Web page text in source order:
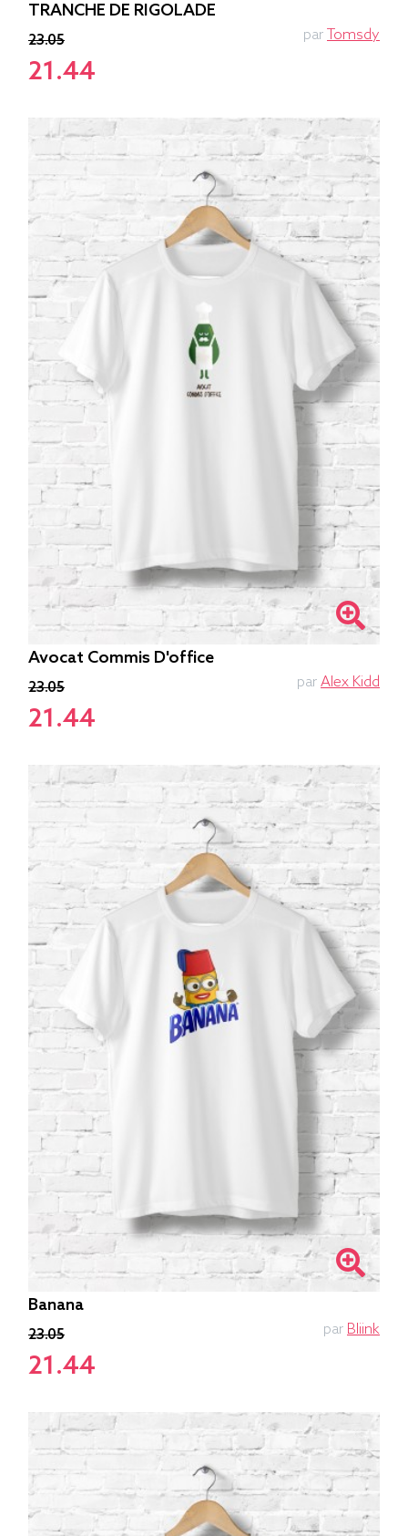
TRANCHE DE RIGOLADE
23.05
21.44
par Tomsdy
Avocat Commis D'office
23.05
21.44
par Alex Kidd
Banana
23.05
21.44
par Bliink